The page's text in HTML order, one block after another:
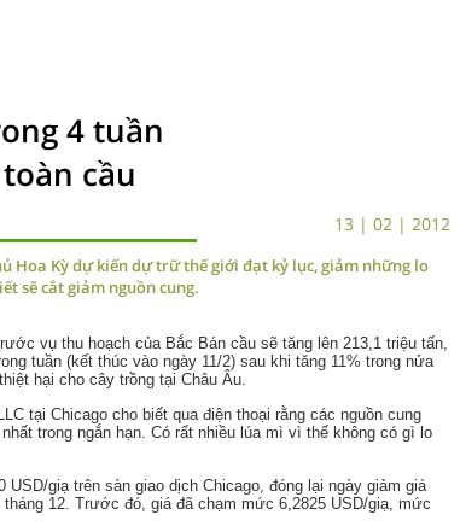
4 tuần
cầu
13 | 02 | 2012
Hoa Kỳ dự kiến dự trữ thế giới đạt kỷ lục, giảm những lo
sẽ cắt giảm nguồn cung.
vụ thu hoạch của Bắc Bán cầu sẽ tăng lên 213,1 triệu tấn,
tuần (kết thúc vào ngày 11/2) sau khi tăng 11% trong nửa
hại cho cây trồng tại Châu Âu.
tại Chicago cho biết qua điện thoại rằng các nguồn cung
trong ngắn hạn. Có rất nhiều lúa mì vì thế không có gì lo
giạ trên sàn giao dịch Chicago, đóng lại ngày giảm giá
12. Trước đó, giá đã chạm mức 6,2825 USD/giạ, mức